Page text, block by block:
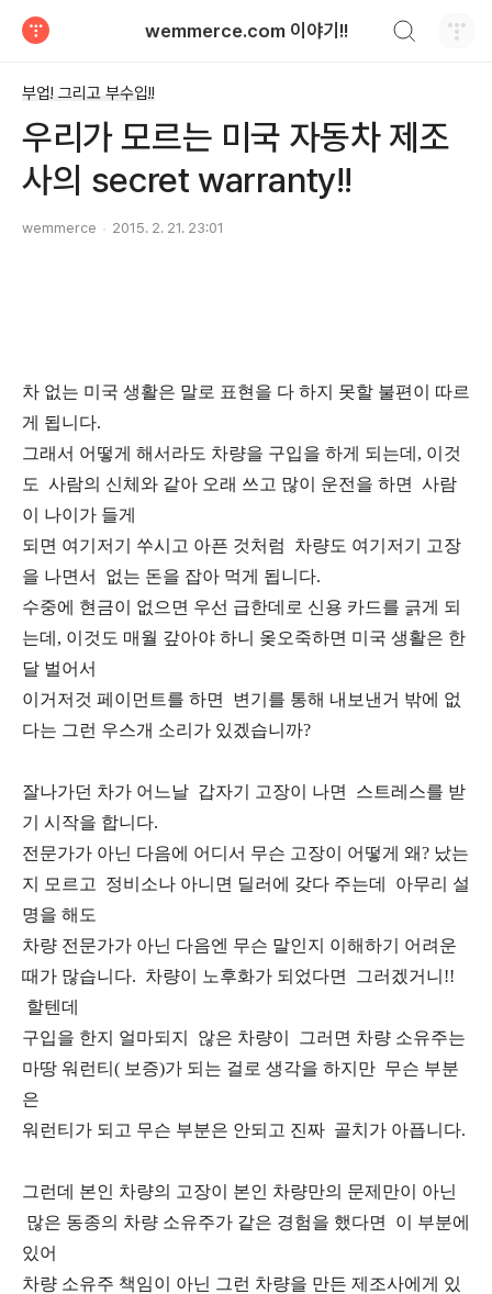
wemmerce.com 이야기!!
부업! 그리고 부수입!!
우리가 모르는 미국 자동차 제조
사의 secret warranty!!
wemmerce 2015. 2. 21. 23:01
차 없는 미국 생활은 말로 표현을 다 하지 못할 불편이 따르
게 됩니다.
그래서 어떻게 해서라도 차량을 구입을 하게 되는데, 이것
도 사람의 신체와 같아 오래 쓰고 많이 운전을 하면 사람
이 나이가 들게
되면 여기저기 쑤시고 아픈 것처럼 차량도 여기저기 고장
을 나면서 없는 돈을 잡아 먹게 됩니다.
수중에 현금이 없으면 우선 급한데로 신용 카드를 긁게 되
는데, 이것도 매월 갚아야 하니 옺오죽하면 미국 생활은 한
달 벌어서
이거저것 페이먼트를 하면 변기를 통해 내보낸거 밖에 없
다는 그런 우스개 소리가 있겠습니까?
잘나가던 차가 어느날 갑자기 고장이 나면 스트레스를 받
기 시작을 합니다.
전문가가 아닌 다음에 어디서 무슨 고장이 어떻게 왜? 났는
지 모르고 정비소나 아니면 딜러에 갖다 주는데 아무리 설
명을 해도
차량 전문가가 아닌 다음엔 무슨 말인지 이해하기 어려운
때가 많습니다. 차량이 노후화가 되었다면 그러겠거니!!
할텐데
구입을 한지 얼마되지 않은 차량이 그러면 차량 소유주는
마땅 워런티( 보증)가 되는 걸로 생각을 하지만 무슨 부분
은
워런티가 되고 무슨 부분은 안되고 진짜 골치가 아픕니다.
그런데 본인 차량의 고장이 본인 차량만의 문제만이 아닌
많은 동종의 차량 소유주가 같은 경험을 했다면 이 부분에
있어
차량 소유주 책임이 아닌 그런 차량을 만든 제조사에게 있